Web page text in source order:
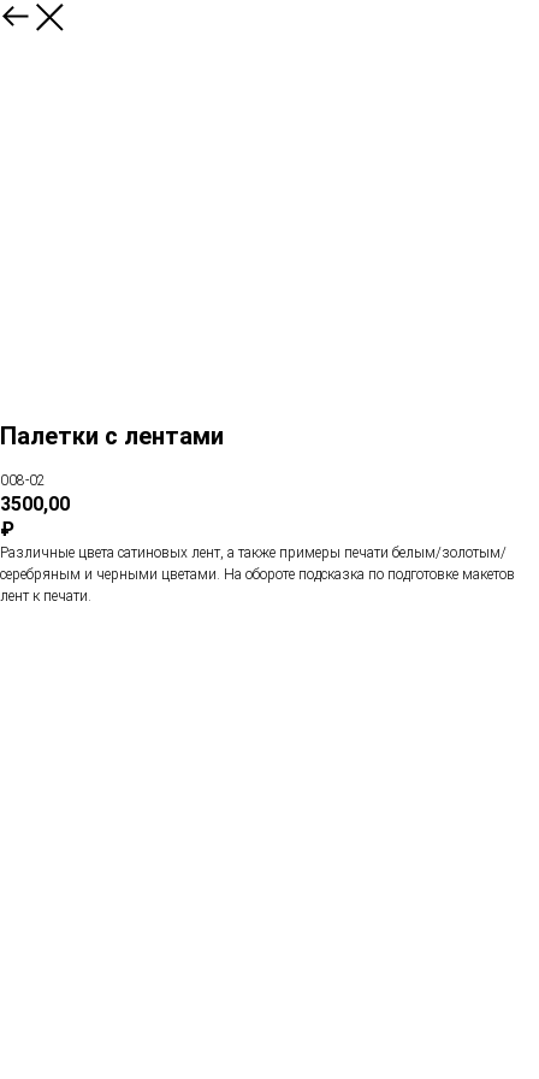
Палетки с лентами
008-02
3500,00
₽
Различные цвета сатиновых лент, а также примеры печати белым/золотым/
серебряным и черными цветами. На обороте подсказка по подготовке макетов
лент к печати.